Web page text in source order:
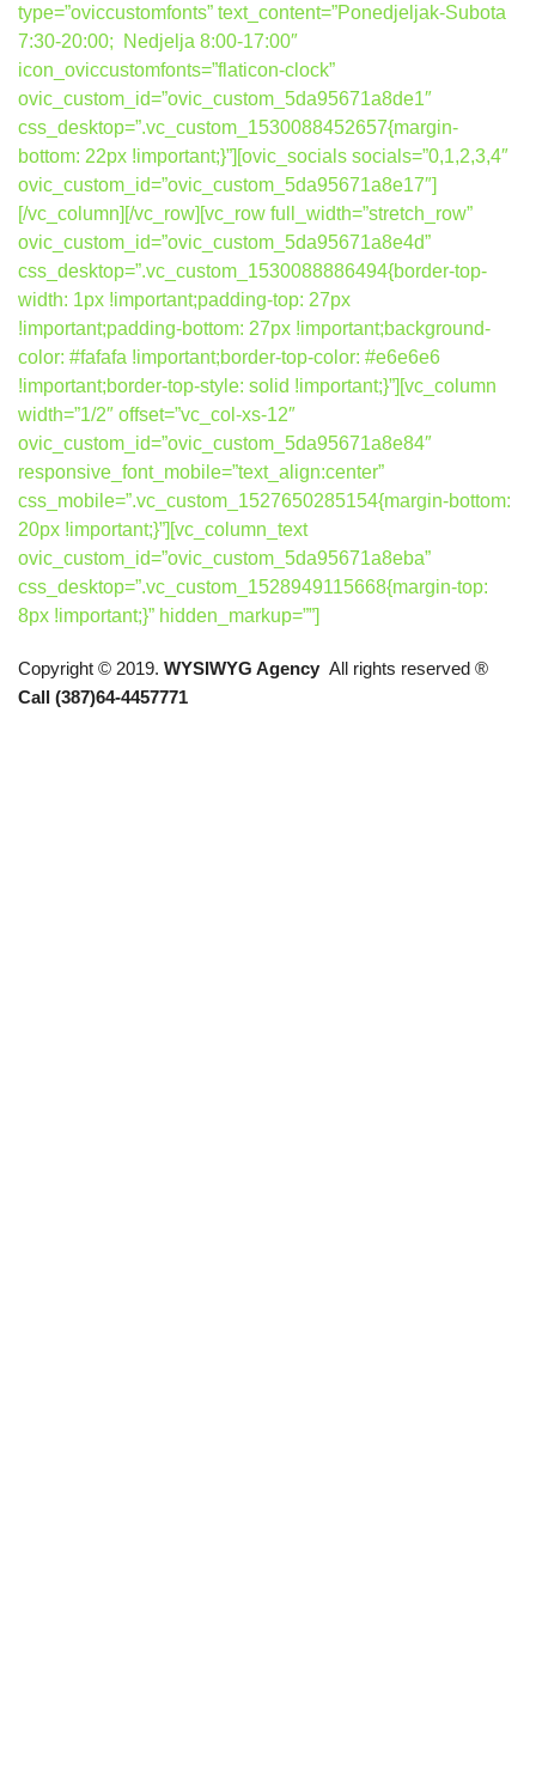
type=”oviccustomfonts” text_content=”Ponedjeljak-Subota
7:30-20:00; Nedjelja 8:00-17:00″
icon_oviccustomfonts=”flaticon-clock”
ovic_custom_id=”ovic_custom_5da95671a8de1″
css_desktop=”.vc_custom_1530088452657{margin-
bottom: 22px !important;}”][ovic_socials socials=”0,1,2,3,4″
ovic_custom_id=”ovic_custom_5da95671a8e17″]
[/vc_column][/vc_row][vc_row full_width=”stretch_row”
ovic_custom_id=”ovic_custom_5da95671a8e4d”
css_desktop=”.vc_custom_1530088886494{border-top-
width: 1px !important;padding-top: 27px
!important;padding-bottom: 27px !important;background-
color: #fafafa !important;border-top-color: #e6e6e6
!important;border-top-style: solid !important;}”][vc_column
width=”1/2″ offset=”vc_col-xs-12″
ovic_custom_id=”ovic_custom_5da95671a8e84″
responsive_font_mobile=”text_align:center”
css_mobile=”.vc_custom_1527650285154{margin-bottom:
20px !important;}”][vc_column_text
ovic_custom_id=”ovic_custom_5da95671a8eba”
css_desktop=”.vc_custom_1528949115668{margin-top:
8px !important;}” hidden_markup=””]
Copyright © 2019. WYSIWYG Agency All rights reserved ®
Call (387)64-4457771